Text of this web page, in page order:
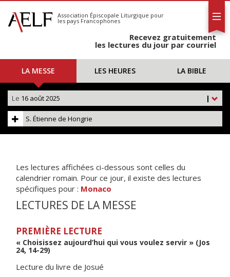
S'abonner
Calendrier
Association Épiscopale Liturgique pour
les pays Francophones
Recevez gratuitement
les lectures du jour par courriel
LA MESSE LES HEURES LA BIBLE
|
Le 16 août 2025
S. Étienne de Hongrie
Les lectures affichées ci-dessous sont celles du
calendrier romain. Pour ce jour, il existe des lectures
spécifiques pour : Monaco
LECTURES DE LA MESSE
PREMIÈRE LECTURE
« Choisissez aujourd’hui qui vous voulez servir » (Jos
24, 14-29)
Lecture du livre de Josué